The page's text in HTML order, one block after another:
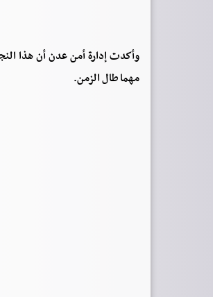
وأكدت إدارة أمن عدن أن هذا
مهما طال الزمن.